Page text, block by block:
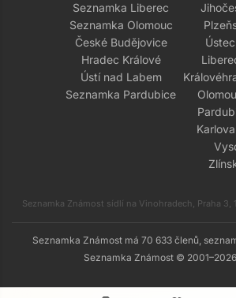
Seznamka Liberec
Seznamka Olomouc
České Budějovice
Hradec Králové
Ústí nad Labem
Seznamka Pardubice
Seznamka Známost sídlí na Vinohradech, Praha 3,
Seznamka Známost má 70 633 členů,
Seznamka Známost © 2001–2026